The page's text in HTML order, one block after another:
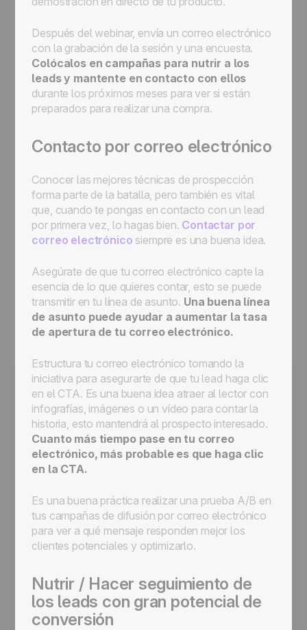
Después del webinar, envía un correo electrónico
con la grabación de la sesión y una encuesta.
Colócalos en campañas para nutrir a los
leads y mantente en contacto con ellos
durante los próximos meses para ver si están
preparados para realizar una compra.
Contacto por correo electrónico
Conocer las mejores técnicas de prospección
forma parte de la batalla, pero también es vital
que, cuando te pongas en contacto con un lead
por primera vez, lo hagas bien. Contactar por
correo electrónico siempre es una buena idea.
Asegúrate de que tu correo electrónico capte la
esencia de lo que quieres contar, esto se puede
transmitir en tu línea de asunto. Una buena línea
de asunto puede ayudar a aumentar la tasa
de apertura de tu correo electrónico.
Estructura tu correo electrónico tomando la
iniciativa para asegurarte de que tu lead haga clic
en el CTA. Es una buena idea atraer al lector con
infografías, imágenes o un vídeo para contar la
historia, esto mantendrá al prospecto interesado.
Cuanto más tiempo pase en tu correo
electrónico, más probable es que haga clic
en la CTA.
Es una buena práctica realizar una prueba A/B en
tus campañas de difusión por correo electrónico
para ver a qué mensaje responden mejor los
clientes potenciales y optimizarlo.
Nutrir / Hacer seguimiento de
los leads con gran potencial de
conversión